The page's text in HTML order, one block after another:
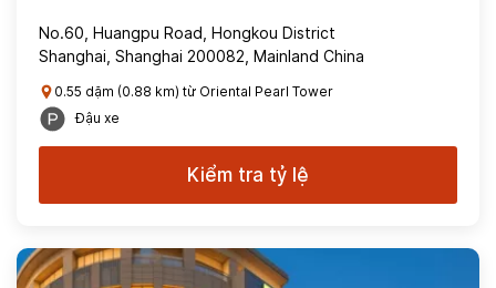
No.60, Huangpu Road, Hongkou District
Shanghai, Shanghai 200082, Mainland China
0.55 dặm (0.88 km) từ Oriental Pearl Tower
Đậu xe
Kiểm tra tỷ lệ